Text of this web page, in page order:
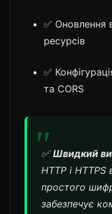
✅ Оновлення
ресурсів
✅
та CORS
✅Швидкий
HTTP і
простого
забезпечує